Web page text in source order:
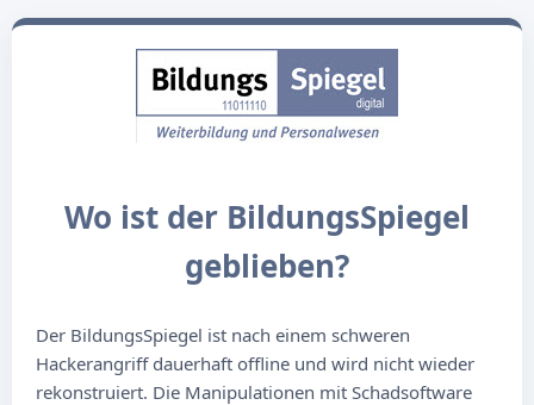
Wo ist der BildungsSpiegel
geblieben?
Der BildungsSpiegel ist nach einem schweren
Hackerangriff dauerhaft offline und wird nicht wieder
rekonstruiert. Die Manipulationen mit Schadsoftware